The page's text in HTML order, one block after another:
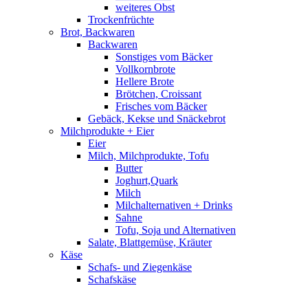
weiteres Obst
Trockenfrüchte
Brot, Backwaren
Backwaren
Sonstiges vom Bäcker
Vollkornbrote
Hellere Brote
Brötchen, Croissant
Frisches vom Bäcker
Gebäck, Kekse und Snäckebrot
Milchprodukte + Eier
Eier
Milch, Milchprodukte, Tofu
Butter
Joghurt,Quark
Milch
Milchalternativen + Drinks
Sahne
Tofu, Soja und Alternativen
Salate, Blattgemüse, Kräuter
Käse
Schafs- und Ziegenkäse
Schafskäse